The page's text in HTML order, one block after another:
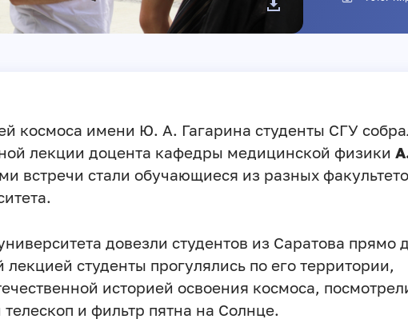
космоса имени Ю. А. Гагарина студенты СГУ
лекции доцента кафедры медицинской физики
встречи стали обучающиеся из разных
довезли студентов из Саратова прямо
студенты прогулялись по его территории,
историей освоения космоса,
и фильтр пятна на Солнце.